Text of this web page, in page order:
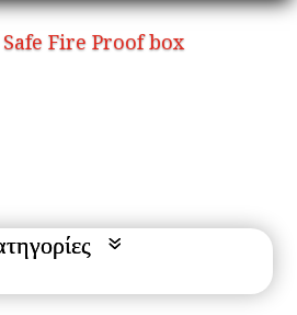
Fire Proof box